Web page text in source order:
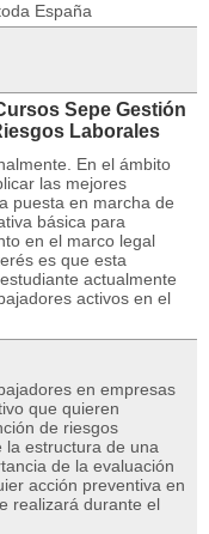
España
Sepe Gestión
Laborales
En el ámbito
las mejores
puesta en marcha de
básica para
en el marco legal
es que esta
actualmente
activos en el
en empresas
que quieren
de riesgos
la estructura de una
de la evaluación
acción preventiva en
realizará durante el